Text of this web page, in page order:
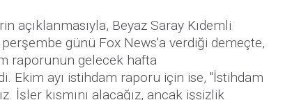
açıklanmasıyla, Beyaz Saray Kıdemli
perşembe günü Fox News'a verdiği demeçte,
raporunun gelecek hafta
Ekim ayı istihdam raporu için ise, "İstihdam
İşler kısmını alacağız, ancak işsizlik